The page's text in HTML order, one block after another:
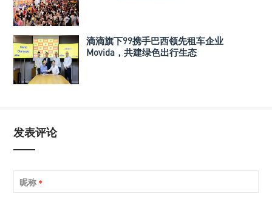
滴滴旗下99携手巴西领先租车企业
Movida，共建绿色出行生态
发表评论
昵称 *